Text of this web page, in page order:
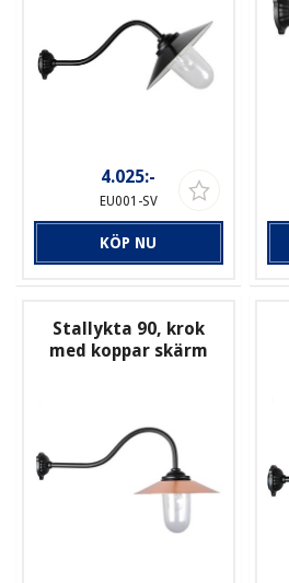
4.025:-
EU001-SV
KÖP NU
Stallykta 90, krok
med koppar skärm